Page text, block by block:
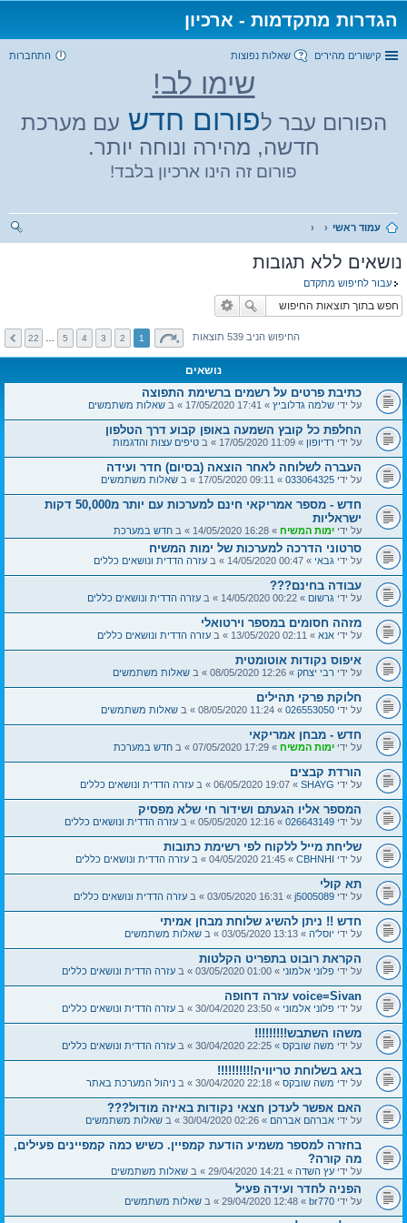
הגדרות מתקדמות - ארכיון
קישורים מהירים שאלות נפוצות התחברות
שימו לב!
הפורום עבר לפורום חדש עם מערכת
חדשה, מהירה ונוחה יותר.
פורום זה הינו ארכיון בלבד!
עמוד ראשי
נושאים ללא תגובות
עבור לחיפוש מתקדם
החיפוש הניב 539 תוצאות 1
2
3
4
5
22
נושאים
כתיבת פרטים על רשמים ברשימת התפוצה
על ידי שלמה גדלוביץ » 17:41 17/05/2020 » ב שאלות משתמשים
החלפת כל קובץ השמעה באופן קבוע דרך הטלפון
על ידי רדיופון » 11:09 17/05/2020 » ב טיפים עצות והדגמות
העברה לשלוחה לאחר הוצאה (בסיום) חדר ועידה
על ידי 033064325 » 09:11 17/05/2020 » ב שאלות משתמשים
חדש - מספר אמריקאי חינם למערכות עם יותר מ50,000 דקות
ישראליות
על ידי ימות המשיח » 16:28 14/05/2020 » ב חדש במערכת
סרטוני הדרכה למערכות של ימות המשיח
על ידי גבאי » 00:47 14/05/2020 » ב עזרה הדדית ונושאים כללים
עבודה בחינם???
על ידי גרשום » 00:22 14/05/2020 » ב עזרה הדדית ונושאים כללים
מזהה חסומים במספר וירטואלי
על ידי אנא » 02:11 13/05/2020 » ב עזרה הדדית ונושאים כללים
איפוס נקודות אוטומטית
על ידי רבי יצחק » 12:26 08/05/2020 » ב שאלות משתמשים
חלוקת פרקי תהילים
על ידי 026553050 » 11:24 08/05/2020 » ב שאלות משתמשים
חדש - מבחן אמריקאי
על ידי ימות המשיח » 17:29 07/05/2020 » ב חדש במערכת
הורדת קבצים
על ידי SHAYG » 19:07 06/05/2020 » ב עזרה הדדית ונושאים כללים
המספר אליו הגעתם ושידור חי שלא מפסיק
על ידי 026643149 » 12:16 05/05/2020 » ב עזרה הדדית ונושאים כללים
שליחת מייל ללקוח לפי רשימת כתובות
על ידי CBHNHI » 21:45 04/05/2020 » ב עזרה הדדית ונושאים כללים
תא קולי
על ידי j5005089 » 16:31 03/05/2020 » ב עזרה הדדית ונושאים כללים
חדש !! ניתן להשיג שלוחת מבחן אמיתי
על ידי יוסל'ה » 13:13 03/05/2020 » ב שאלות משתמשים
הקראת רובוט בתפריט הקלטות
על ידי פלוני אלמוני » 01:00 03/05/2020 » ב עזרה הדדית ונושאים כללים
voice=Sivan עזרה דחופה
על ידי פלוני אלמוני » 23:50 30/04/2020 » ב עזרה הדדית ונושאים כללים
משהו השתבש!!!!!!!!!
על ידי משה שובקס » 22:25 30/04/2020 » ב עזרה הדדית ונושאים כללים
באג בשלוחת טריוויה!!!!!!!!!!
על ידי משה שובקס » 22:18 30/04/2020 » ב ניהול המערכת באתר
האם אפשר לעדכן חצאי נקודות באיזה מודול???
על ידי אברהם אברהם » 02:26 30/04/2020 » ב שאלות משתמשים
בחזרה למספר משמיע הודעת קמפיין. כשיש כמה קמפיינים פעילים,
מה קורה?
על ידי עץ השדה » 14:21 29/04/2020 » ב שאלות משתמשים
הפניה לחדר ועידה פעיל
על ידי br770 » 12:48 29/04/2020 » ב שאלות משתמשים